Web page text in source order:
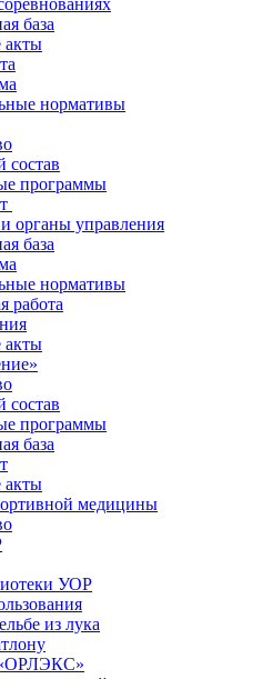
база
акты
нормативы
состав
программы
органы управления
база
нормативы
работа
акты
состав
программы
база
акты
медицины
УОР
из лука
«ОРЛЭКС»